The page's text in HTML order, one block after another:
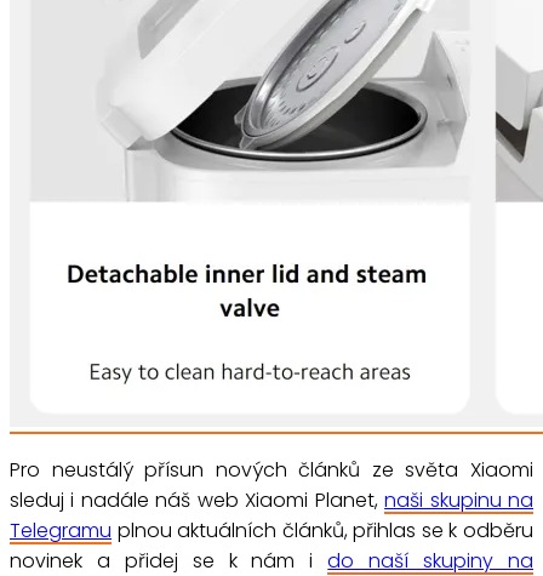
Pro neustálý přísun nových článků ze světa Xiaomi
sleduj i nadále náš web Xiaomi Planet,naši skupinu na
Telegramu plnou aktuálních článků, přihlas se k odběru
novinek a přidej se k nám ido naší skupiny na